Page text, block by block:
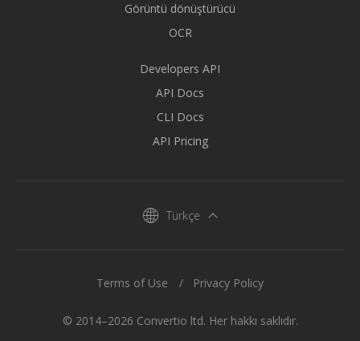
Görüntü dönüştürücü
OCR
Developers API
API Docs
CLI Docs
API Pricing
Türkçe
© 2014–2026 Convertio ltd. Her hakkı saklıdır.
Terms of Use Privacy Policy